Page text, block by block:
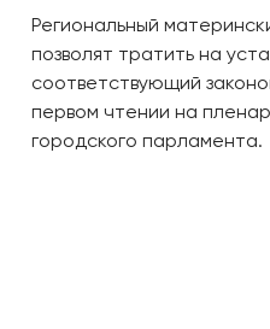
Региональный
позволят тратить на
соответствующий
первом чтении на
городского парламента.